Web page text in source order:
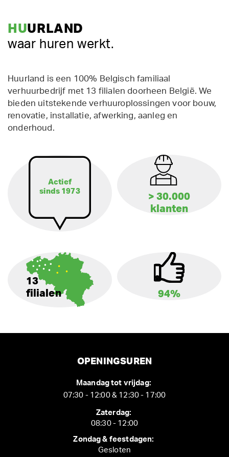
HUURLAND
waar huren werkt.
Huurland is een 100% Belgisch familiaal
verhuurbedrijf met 13 filialen doorheen België. We
bieden uitstekende verhuuroplossingen voor bouw,
renovatie, installatie, afwerking, aanleg en
onderhoud.
Actief
sinds 1973
> 30.000
klanten
13
filialen
94%
OPENINGSUREN
Maandag tot vrijdag:
07:30 - 12:00 & 12:30 - 17:00
Zaterdag:
08:30 - 12:00
Zondag & feestdagen:
Gesloten